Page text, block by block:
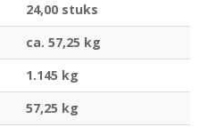
24,00 stuks
ca. 57,25 kg
1.145 kg
57,25 kg